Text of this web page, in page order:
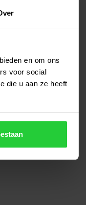
en om ons
voor social
die u aan ze heeft